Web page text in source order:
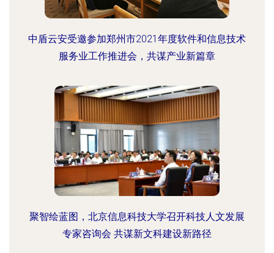
中盾云安受邀参加郑州市2021年度软件和信息技术
服务业工作推进会，共谋产业新篇章
聚智绘蓝图，北京信息科技大学召开科技人文发展
专家咨询会 共谋新文科建设新路径